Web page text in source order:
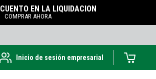
EN LA LIQUIDACIÓN
COMPRAR AHORA
Inicio de sesión empresarial